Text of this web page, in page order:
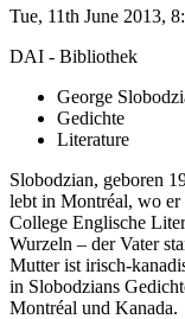
Tue, 11th June 2013,
DAI - Bibliothek
George
Gedichte
Literature
Slobodzian, geboren
lebt in Montréal, wo er
College Englische
Wurzeln – der Vater
Mutter ist irisch-
in Slobodzians
Montréal und Kanada.